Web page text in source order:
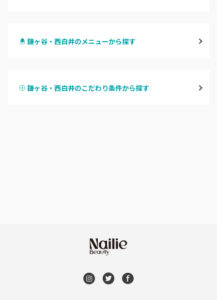
柏・南柏
鎌ヶ谷・西白井のメニューから探す
ハンドスカルプ
鎌ヶ谷・西白井のこだわり条件から探す